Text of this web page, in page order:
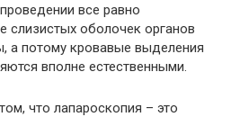
все равно
слизистых оболочек органов
а потому кровавые выделения
вполне естественными.
что лапароскопия – это